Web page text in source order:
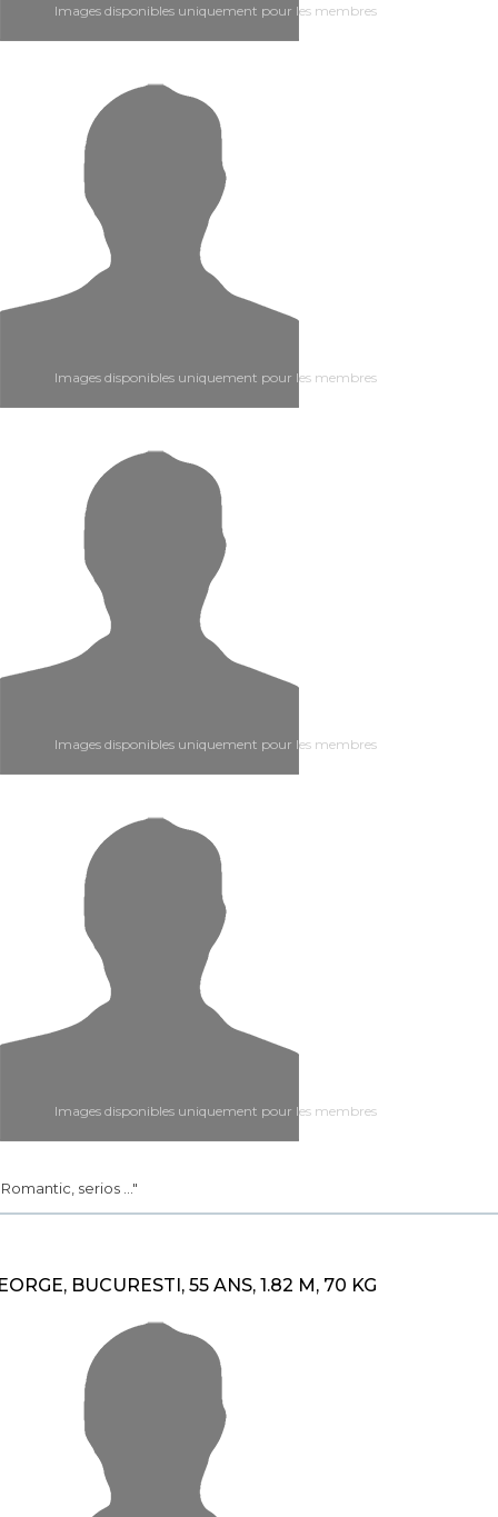
Images disponibles uniquement pour les membres
Images disponibles uniquement pour les membres
Images disponibles uniquement pour les membres
Images disponibles uniquement pour les membres
Romantic, serios ..."
BUCURESTI, 55 ANS, 1.82 M, 70 KG